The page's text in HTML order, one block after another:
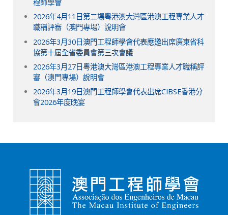
程師學會
2026年4月11日第二場粵港澳大灣區港澳工程專業人才
職稱評審（澳門專場）說明會
2026年3月30日澳門工程師學會代表應邀出席廣東省科
協第十屆全省委員會第三次會議
2026年3月27日粵港澳大灣區港澳工程專業人才職稱評
審（澳門專場）說明會
2026年3月19日澳門工程師學會代表出席CIBSE香港分
會2026年度晚宴